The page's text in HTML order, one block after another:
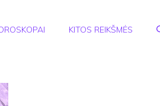
KITOS REIKŠMĖS